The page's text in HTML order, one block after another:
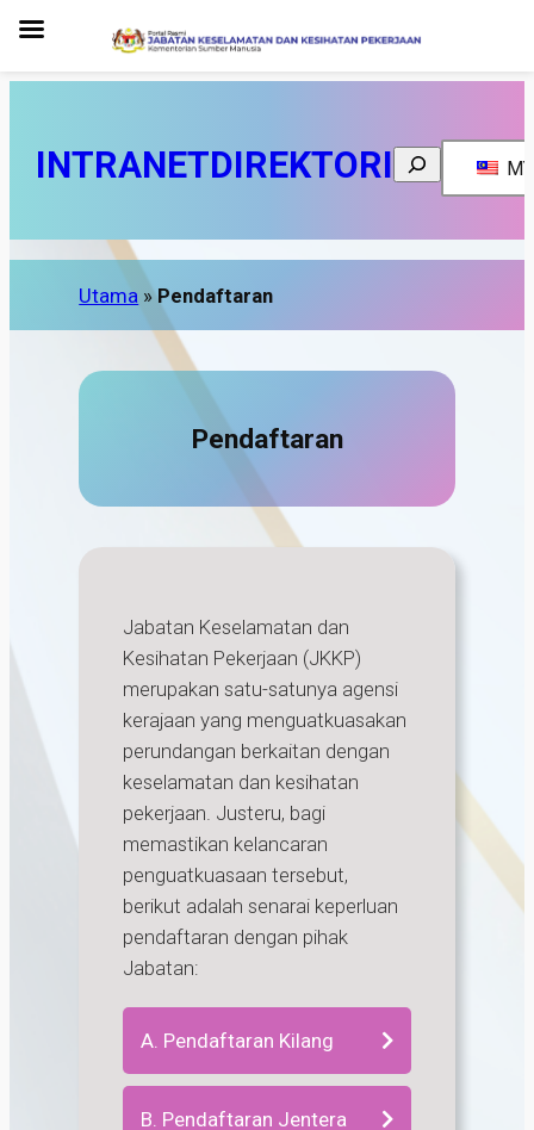
INTRANETDIREKTORI Search MY
Utama »Pendaftaran
Pendaftaran
Jabatan Keselamatan dan
Kesihatan Pekerjaan (JKKP)
merupakan satu-satunya agensi
kerajaan yang menguatkuasakan
perundangan berkaitan dengan
keselamatan dan kesihatan
pekerjaan. Justeru, bagi
memastikan kelancaran
penguatkuasaan tersebut,
berikut adalah senarai keperluan
pendaftaran dengan pihak
Jabatan:
A. Pendaftaran Kilang
B. Pendaftaran Jentera